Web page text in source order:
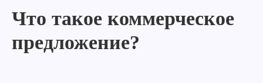
Что такое коммерческое
предложение?